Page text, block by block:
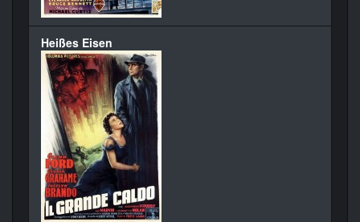
Heißes Eisen